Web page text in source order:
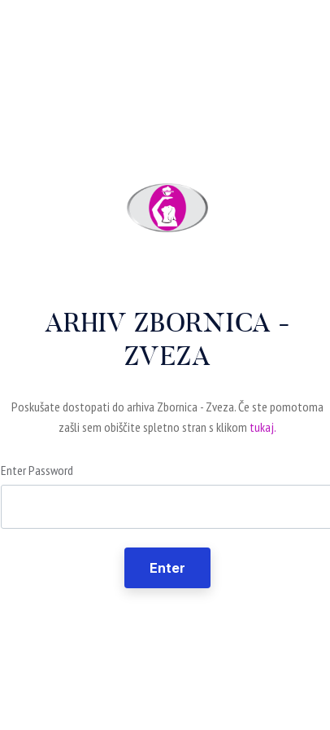
ARHIV ZBORNICA -
ZVEZA
Poskušate dostopati do arhiva Zbornica - Zveza. Če ste pomotoma
zašli sem obiščite spletno stran s klikom tukaj.
Enter Password
Enter